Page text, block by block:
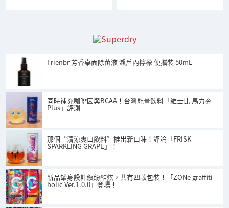
Frienbr 芳香桌面除菌液 瀨戶內檸檬 便攜裝 50mL
同時補充咖啡因與BCAA！台灣能量飲料「維士比 馬力夯
Plus」評測
那個“清涼爽口飲料”推出新口味！評論「FRISK
SPARKLING GRAPE」！
新品罐身設計繽紛酷炫，共有四款包裝！「ZONe graffiti
holic Ver.1.0.0」登場！